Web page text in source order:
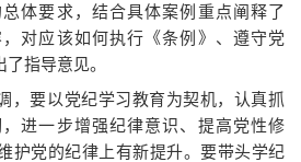
体要求，结合具体案例重点阐释了
，对应该如何执行《条例》、遵守党
指导意见。
，要以党纪学习教育为契机，认真抓
进一步增强纪律意识、提高党性修
护党的纪律上有新提升。要带头学纪